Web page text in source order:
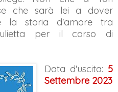
che sarà lei a dover
la storia d'amore tra
per il corso di
Data d'uscita: 5
Settembre 2023